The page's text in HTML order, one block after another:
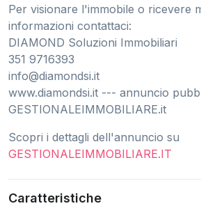
Per visionare l'immobile o ricevere
informazioni contattaci:
DIAMOND Soluzioni Immobiliari
351 9716393
info@diamondsi.it
www.diamondsi.it --- annuncio
GESTIONALEIMMOBILIARE.it
Scopri i dettagli dell'annuncio su
GESTIONALEIMMOBILIARE.IT
Caratteristiche